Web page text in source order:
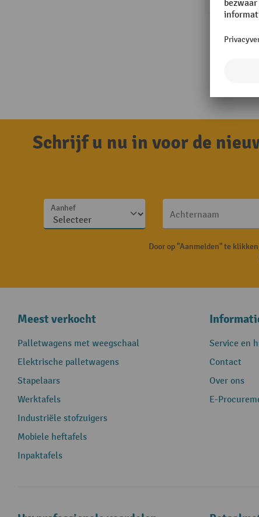
Schrijf u nu in voor de
Aanhef
Achternaam
Door op "Aanmelden" te
Meest verkocht
Palletwagens met weegschaal
Elektrische palletwagens
Stapelaars
Werktafels
Industriële stofzuigers
Mobiele heftafels
Inpaktafels
Service en
Contact
Over ons
E-